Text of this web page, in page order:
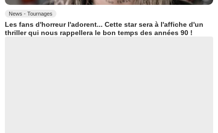
News - Tournages
Les fans d'horreur l'adorent... Cette star sera à l'affiche d'un
thriller qui nous rappellera le bon temps des années 90 !